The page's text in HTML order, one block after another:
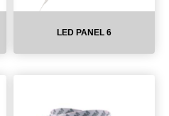
LED PANEL 6